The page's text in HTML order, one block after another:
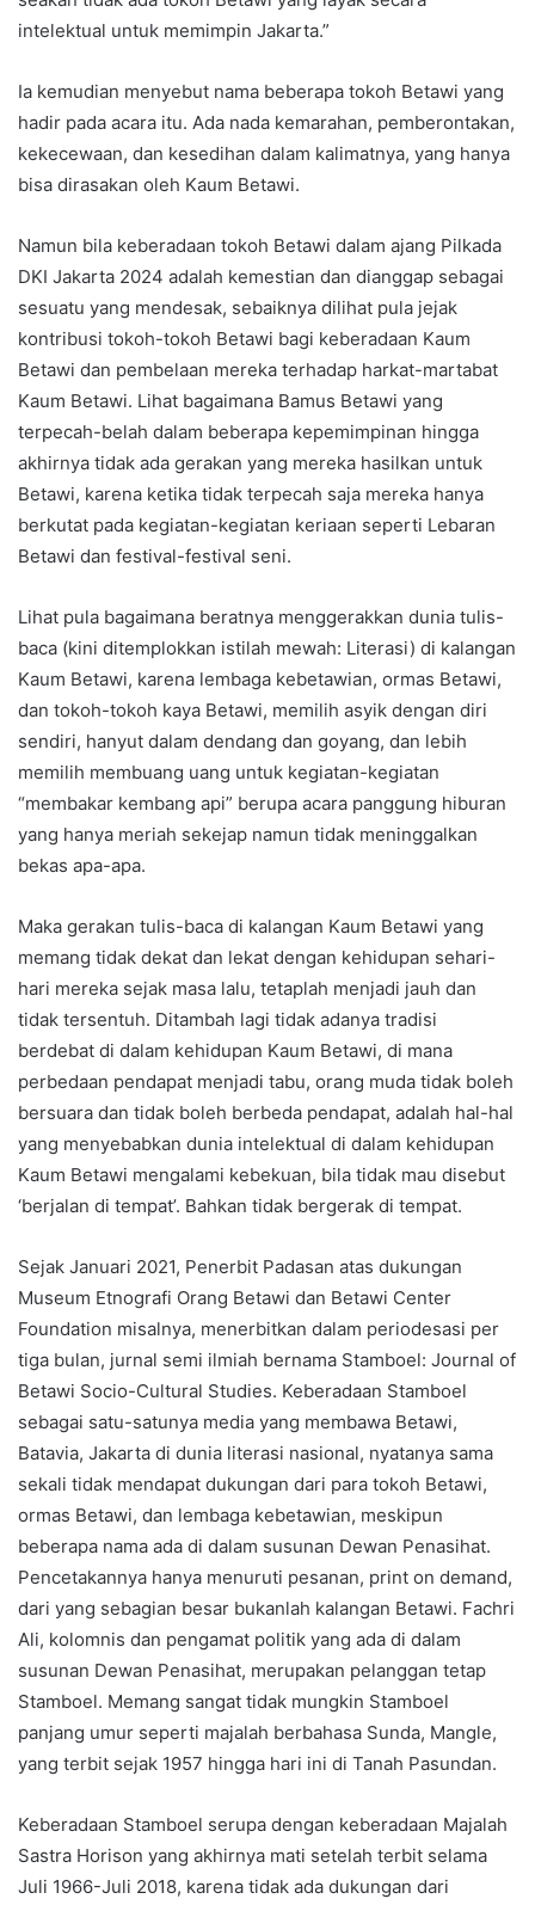
intelektual untuk memimpin Jakarta.”
Ia kemudian menyebut nama beberapa tokoh Betawi yang
hadir pada acara itu. Ada nada kemarahan, pemberontakan,
kekecewaan, dan kesedihan dalam kalimatnya, yang hanya
bisa dirasakan oleh Kaum Betawi.
Namun bila keberadaan tokoh Betawi dalam ajang Pilkada
DKI Jakarta 2024 adalah kemestian dan dianggap sebagai
sesuatu yang mendesak, sebaiknya dilihat pula jejak
kontribusi tokoh-tokoh Betawi bagi keberadaan Kaum
Betawi dan pembelaan mereka terhadap harkat-martabat
Kaum Betawi. Lihat bagaimana Bamus Betawi yang
terpecah-belah dalam beberapa kepemimpinan hingga
akhirnya tidak ada gerakan yang mereka hasilkan untuk
Betawi, karena ketika tidak terpecah saja mereka hanya
berkutat pada kegiatan-kegiatan keriaan seperti Lebaran
Betawi dan festival-festival seni.
Lihat pula bagaimana beratnya menggerakkan dunia tulis-
baca (kini ditemplokkan istilah mewah: Literasi) di kalangan
Kaum Betawi, karena lembaga kebetawian, ormas Betawi,
dan tokoh-tokoh kaya Betawi, memilih asyik dengan diri
sendiri, hanyut dalam dendang dan goyang, dan lebih
memilih membuang uang untuk kegiatan-kegiatan
“membakar kembang api” berupa acara panggung hiburan
yang hanya meriah sekejap namun tidak meninggalkan
bekas apa-apa.
Maka gerakan tulis-baca di kalangan Kaum Betawi yang
memang tidak dekat dan lekat dengan kehidupan sehari-
hari mereka sejak masa lalu, tetaplah menjadi jauh dan
tidak tersentuh. Ditambah lagi tidak adanya tradisi
berdebat di dalam kehidupan Kaum Betawi, di mana
perbedaan pendapat menjadi tabu, orang muda tidak boleh
bersuara dan tidak boleh berbeda pendapat, adalah hal-hal
yang menyebabkan dunia intelektual di dalam kehidupan
Kaum Betawi mengalami kebekuan, bila tidak mau disebut
‘berjalan di tempat’. Bahkan tidak bergerak di tempat.
Sejak Januari 2021, Penerbit Padasan atas dukungan
Museum Etnografi Orang Betawi dan Betawi Center
Foundation misalnya, menerbitkan dalam periodesasi per
tiga bulan, jurnal semi ilmiah bernama Stamboel: Journal of
Betawi Socio-Cultural Studies. Keberadaan Stamboel
sebagai satu-satunya media yang membawa Betawi,
Batavia, Jakarta di dunia literasi nasional, nyatanya sama
sekali tidak mendapat dukungan dari para tokoh Betawi,
ormas Betawi, dan lembaga kebetawian, meskipun
beberapa nama ada di dalam susunan Dewan Penasihat.
Pencetakannya hanya menuruti pesanan, print on demand,
dari yang sebagian besar bukanlah kalangan Betawi. Fachri
Ali, kolomnis dan pengamat politik yang ada di dalam
susunan Dewan Penasihat, merupakan pelanggan tetap
Stamboel. Memang sangat tidak mungkin Stamboel
panjang umur seperti majalah berbahasa Sunda, Mangle,
yang terbit sejak 1957 hingga hari ini di Tanah Pasundan.
Keberadaan Stamboel serupa dengan keberadaan Majalah
Sastra Horison yang akhirnya mati setelah terbit selama
Juli 1966-Juli 2018, karena tidak ada dukungan dari